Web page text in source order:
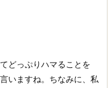
どっぷりハマることを
いますね。 ちなみに、私